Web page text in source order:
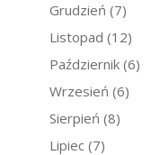
Grudzień (7)
Listopad (12)
Październik (6)
Wrzesień (6)
Sierpień (8)
Lipiec (7)